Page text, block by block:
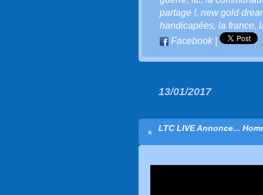
partage !, new gold
handicapées, la france,
Facebook|
13/01/2017
LTC LIVE Annonce...